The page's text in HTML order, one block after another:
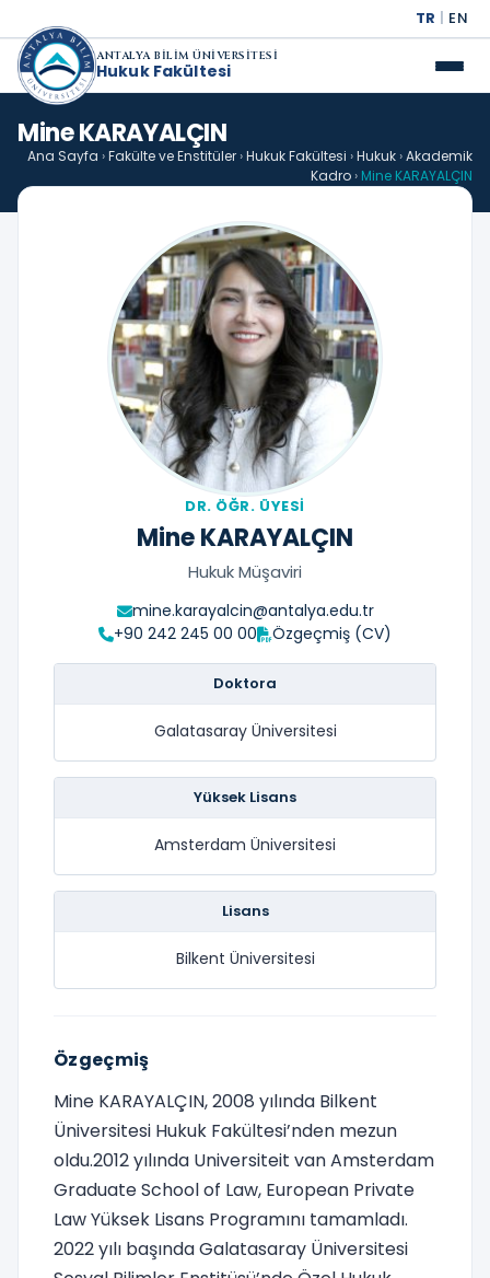
TR | EN
ANTALYA BİLİM ÜNİVERSİTESİ
Hukuk Fakültesi
Mine KARAYALÇIN
Ana Sayfa ›Fakülte ve Enstitüler ›Hukuk Fakültesi ›Hukuk ›Akademik
Kadro › Mine KARAYALÇIN
DR. ÖĞR. ÜYESI
Mine KARAYALÇIN
Hukuk Müşaviri
mine.karayalcin@antalya.edu.tr
+90 242 245 00 00
Özgeçmiş (CV)
Doktora
Galatasaray Üniversitesi
Yüksek Lisans
Amsterdam Üniversitesi
Lisans
Bilkent Üniversitesi
Özgeçmiş
Mine KARAYALÇIN, 2008 yılında Bilkent
Üniversitesi Hukuk Fakültesi’nden mezun
oldu.2012 yılında Universiteit van Amsterdam
Graduate School of Law, European Private
Law Yüksek Lisans Programını tamamladı.
2022 yılı başında Galatasaray Üniversitesi